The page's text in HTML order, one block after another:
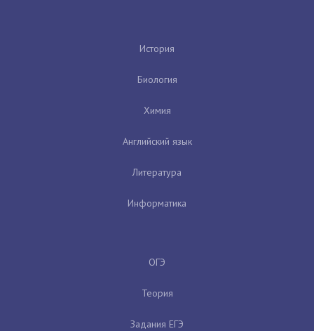
История
Биология
Химия
Английский язык
Литература
Информатика
ОГЭ
Теория
Задания ЕГЭ